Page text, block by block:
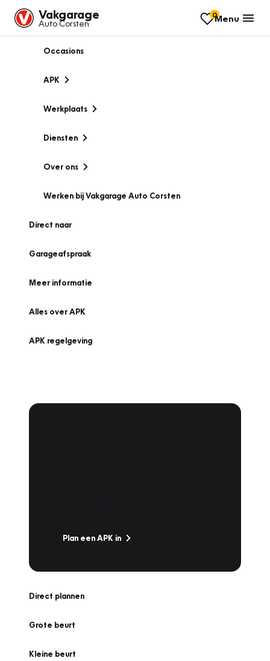
Vakgarage
Auto Corsten
0Menu
Occasions
APK
Werkplaats
Diensten
Over ons
Werken bij Vakgarage Auto Corsten
Direct naar
Garageafspraak
Meer informatie
Alles over APK
APK regelgeving
Plan een APK in
Direct plannen
Grote beurt
Kleine beurt